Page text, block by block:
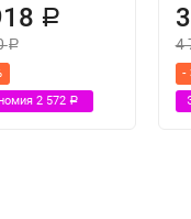
Р
Р
2 572 Р
4
-